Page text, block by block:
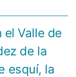
el Valle de
de la
esquí, la